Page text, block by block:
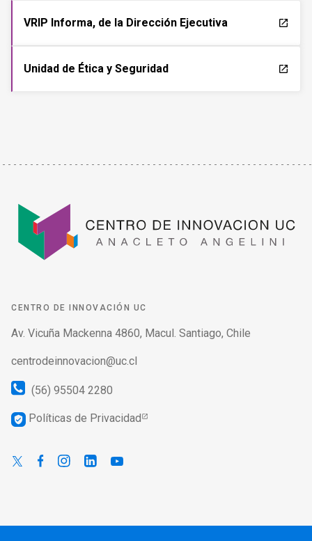
VRIP Informa, de la Dirección Ejecutiva launch
Unidad de Ética y Seguridad launch
CENTRO DE INNOVACIÓN UC
Av. Vicuña Mackenna 4860, Macul. Santiago, Chile
centrodeinnovacion@uc.cl
(56) 95504 2280
verified_user Políticas de Privacidad